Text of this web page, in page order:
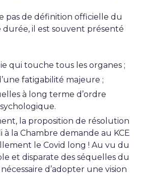
pas de définition officielle du
durée, il est souvent présenté
qui touche tous les organes ;
fatigabilité majeure ;
à long terme d’ordre
la proposition de résolution
la Chambre demande au KCE
le Covid long ! Au vu du
et disparate des séquelles du
d’adopter une vision